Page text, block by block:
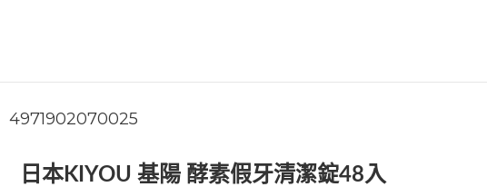
4971902070025
日本KIYOU 基陽 酵素假牙清潔錠48入